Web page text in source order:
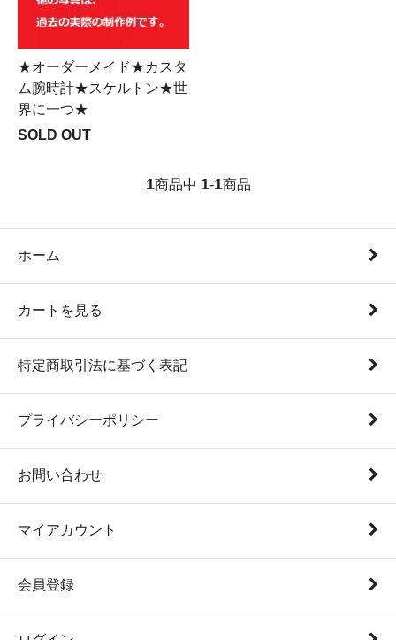
★オーダーメイド★カスタ
ム腕時計★スケルトン★世
界に一つ★
SOLD OUT
1商品中 1-1商品
ホーム
カートを見る
特定商取引法に基づく表記
プライバシーポリシー
お問い合わせ
マイアカウント
会員登録